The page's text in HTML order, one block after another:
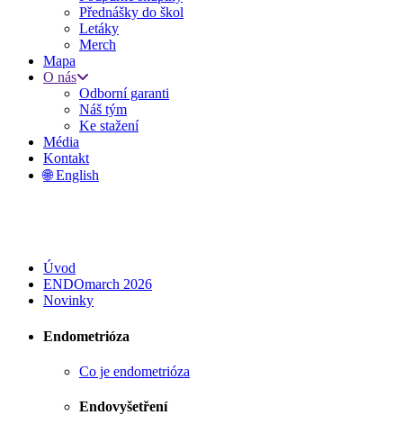
Přednášky do škol
Letáky
Merch
Mapa
O nás
Odborní garanti
Náš tým
Ke stažení
Média
Kontakt
🌐 English
Úvod
ENDOmarch 2026
Novinky
Endometrióza
Co je endometrióza
Endovyšetření